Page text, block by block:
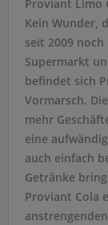
Proviant Limo
Kein Wunder,
seit 2009
Supermarkt
befindet sich
Vormarsch.
mehr
eine
auch einfach
Getränke
Proviant Cola